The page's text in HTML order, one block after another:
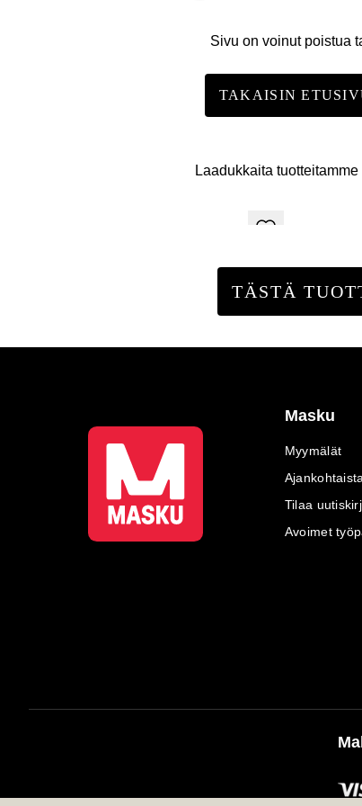
Sivu on voinut poistua
TAKAISIN
Laadukkaita
TÄSTÄ
Masku
Myymälät
Ajankohtaista
Tilaa
Avoimet